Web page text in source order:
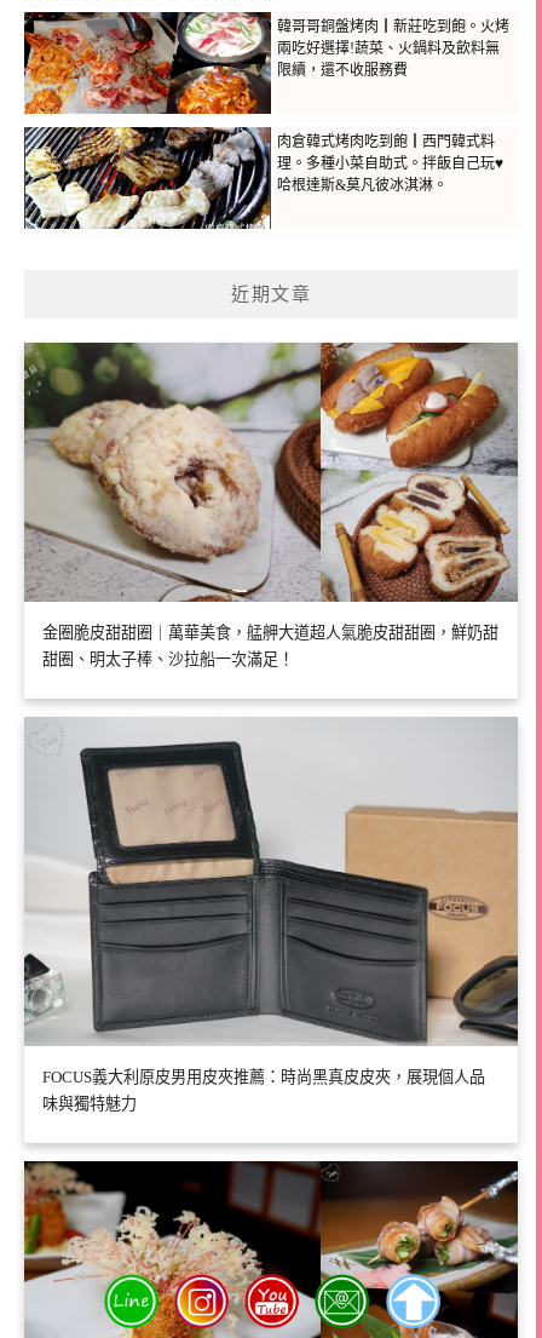
韓哥哥銅盤烤肉┃新莊吃到飽。火烤
兩吃好選擇!蔬菜、火鍋料及飲料無
限續，還不收服務費
肉倉韓式烤肉吃到飽┃西門韓式料
理。多種小菜自助式。拌飯自己玩♥
哈根達斯&莫凡彼冰淇淋。
近期文章
金圈脆皮甜甜圈｜萬華美食，艋舺大道超人氣脆皮甜甜圈，鮮奶甜
甜圈、明太子棒、沙拉船一次滿足！
FOCUS義大利原皮男用皮夾推薦：時尚黑真皮皮夾，展現個人品
味與獨特魅力